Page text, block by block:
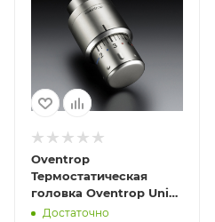
Oventrop
Термостатическая
головка Oventrop Uni
SH матовая сталь art
Достаточно